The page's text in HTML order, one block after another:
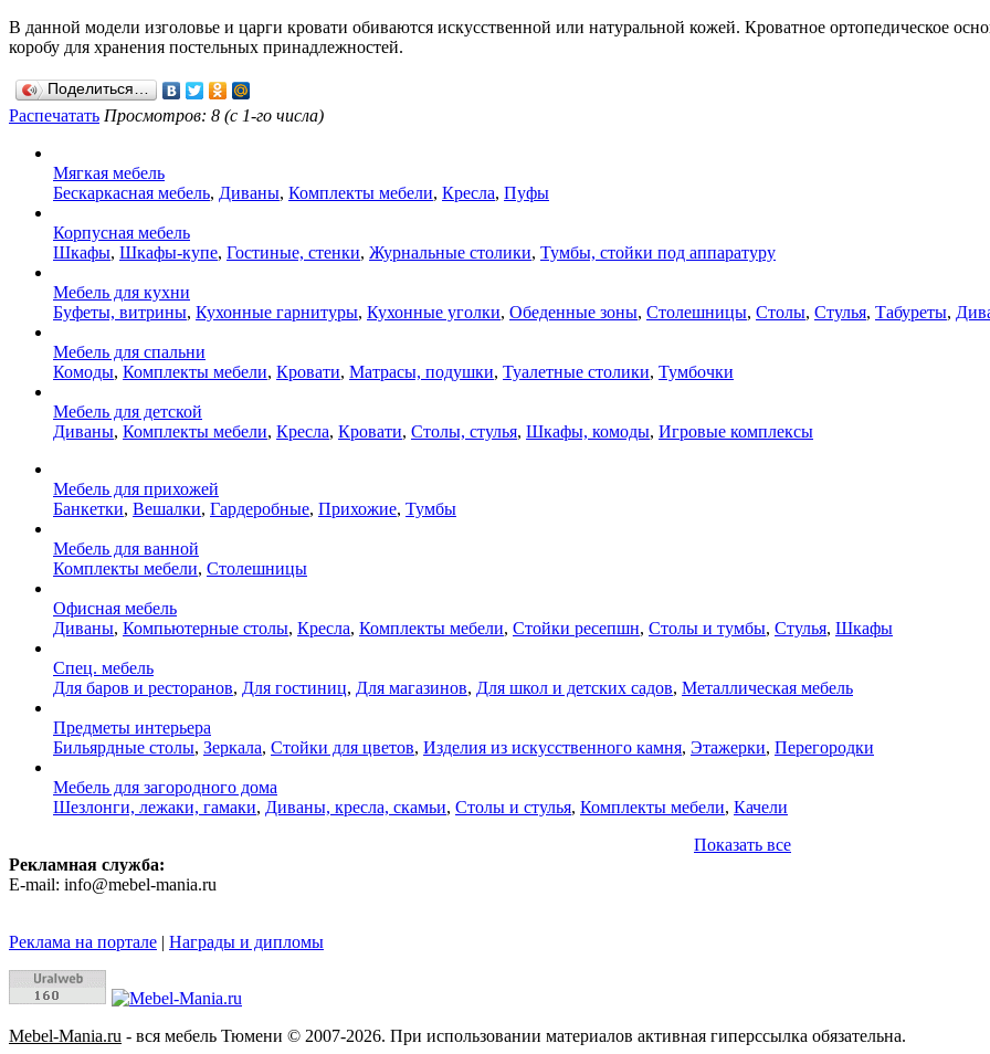
В данной модели изголовье и царги кровати обиваются искусственной или натуральной кожей. Кроватное ортопедическое
коробу для хранения постельных принадлежностей.
Поделиться…
Распечатать Просмотров: 8 (с 1-го числа)
Мягкая мебель
Бескаркасная мебель, Диваны, Комплекты мебели, Кресла, Пуфы
Корпусная мебель
Шкафы, Шкафы-купе, Гостиные, стенки, Журнальные столики, Тумбы, стойки под аппаратуру
Мебель для кухни
Буфеты, витрины, Кухонные гарнитуры, Кухонные уголки, Обеденные зоны, Столешницы, Столы, Стулья, Табуреты,
Мебель для спальни
Комоды, Комплекты мебели, Кровати, Матрасы, подушки, Туалетные столики, Тумбочки
Мебель для детской
Диваны, Комплекты мебели, Кресла, Кровати, Столы, стулья, Шкафы, комоды, Игровые комплексы
Мебель для прихожей
Банкетки, Вешалки, Гардеробные, Прихожие, Тумбы
Мебель для ванной
Комплекты мебели, Столешницы
Офисная мебель
Диваны, Компьютерные столы, Кресла, Комплекты мебели, Стойки ресепшн, Столы и тумбы, Стулья, Шкафы
Спец. мебель
Для баров и ресторанов, Для гостиниц, Для магазинов, Для школ и детских садов, Металлическая мебель
Предметы интерьера
Бильярдные столы, Зеркала, Стойки для цветов, Изделия из искусственного камня, Этажерки, Перегородки
Мебель для загородного дома
Шезлонги, лежаки, гамаки, Диваны, кресла, скамьи, Столы и стулья, Комплекты мебели, Качели
Показать все
Рекламная служба:
E-mail: info@mebel-mania.ru
Реклама на портале | Награды и дипломы
Mebel-Mania.ru - вся мебель Тюмени © 2007-2026. При использовании материалов активная гиперссылка обязательна.